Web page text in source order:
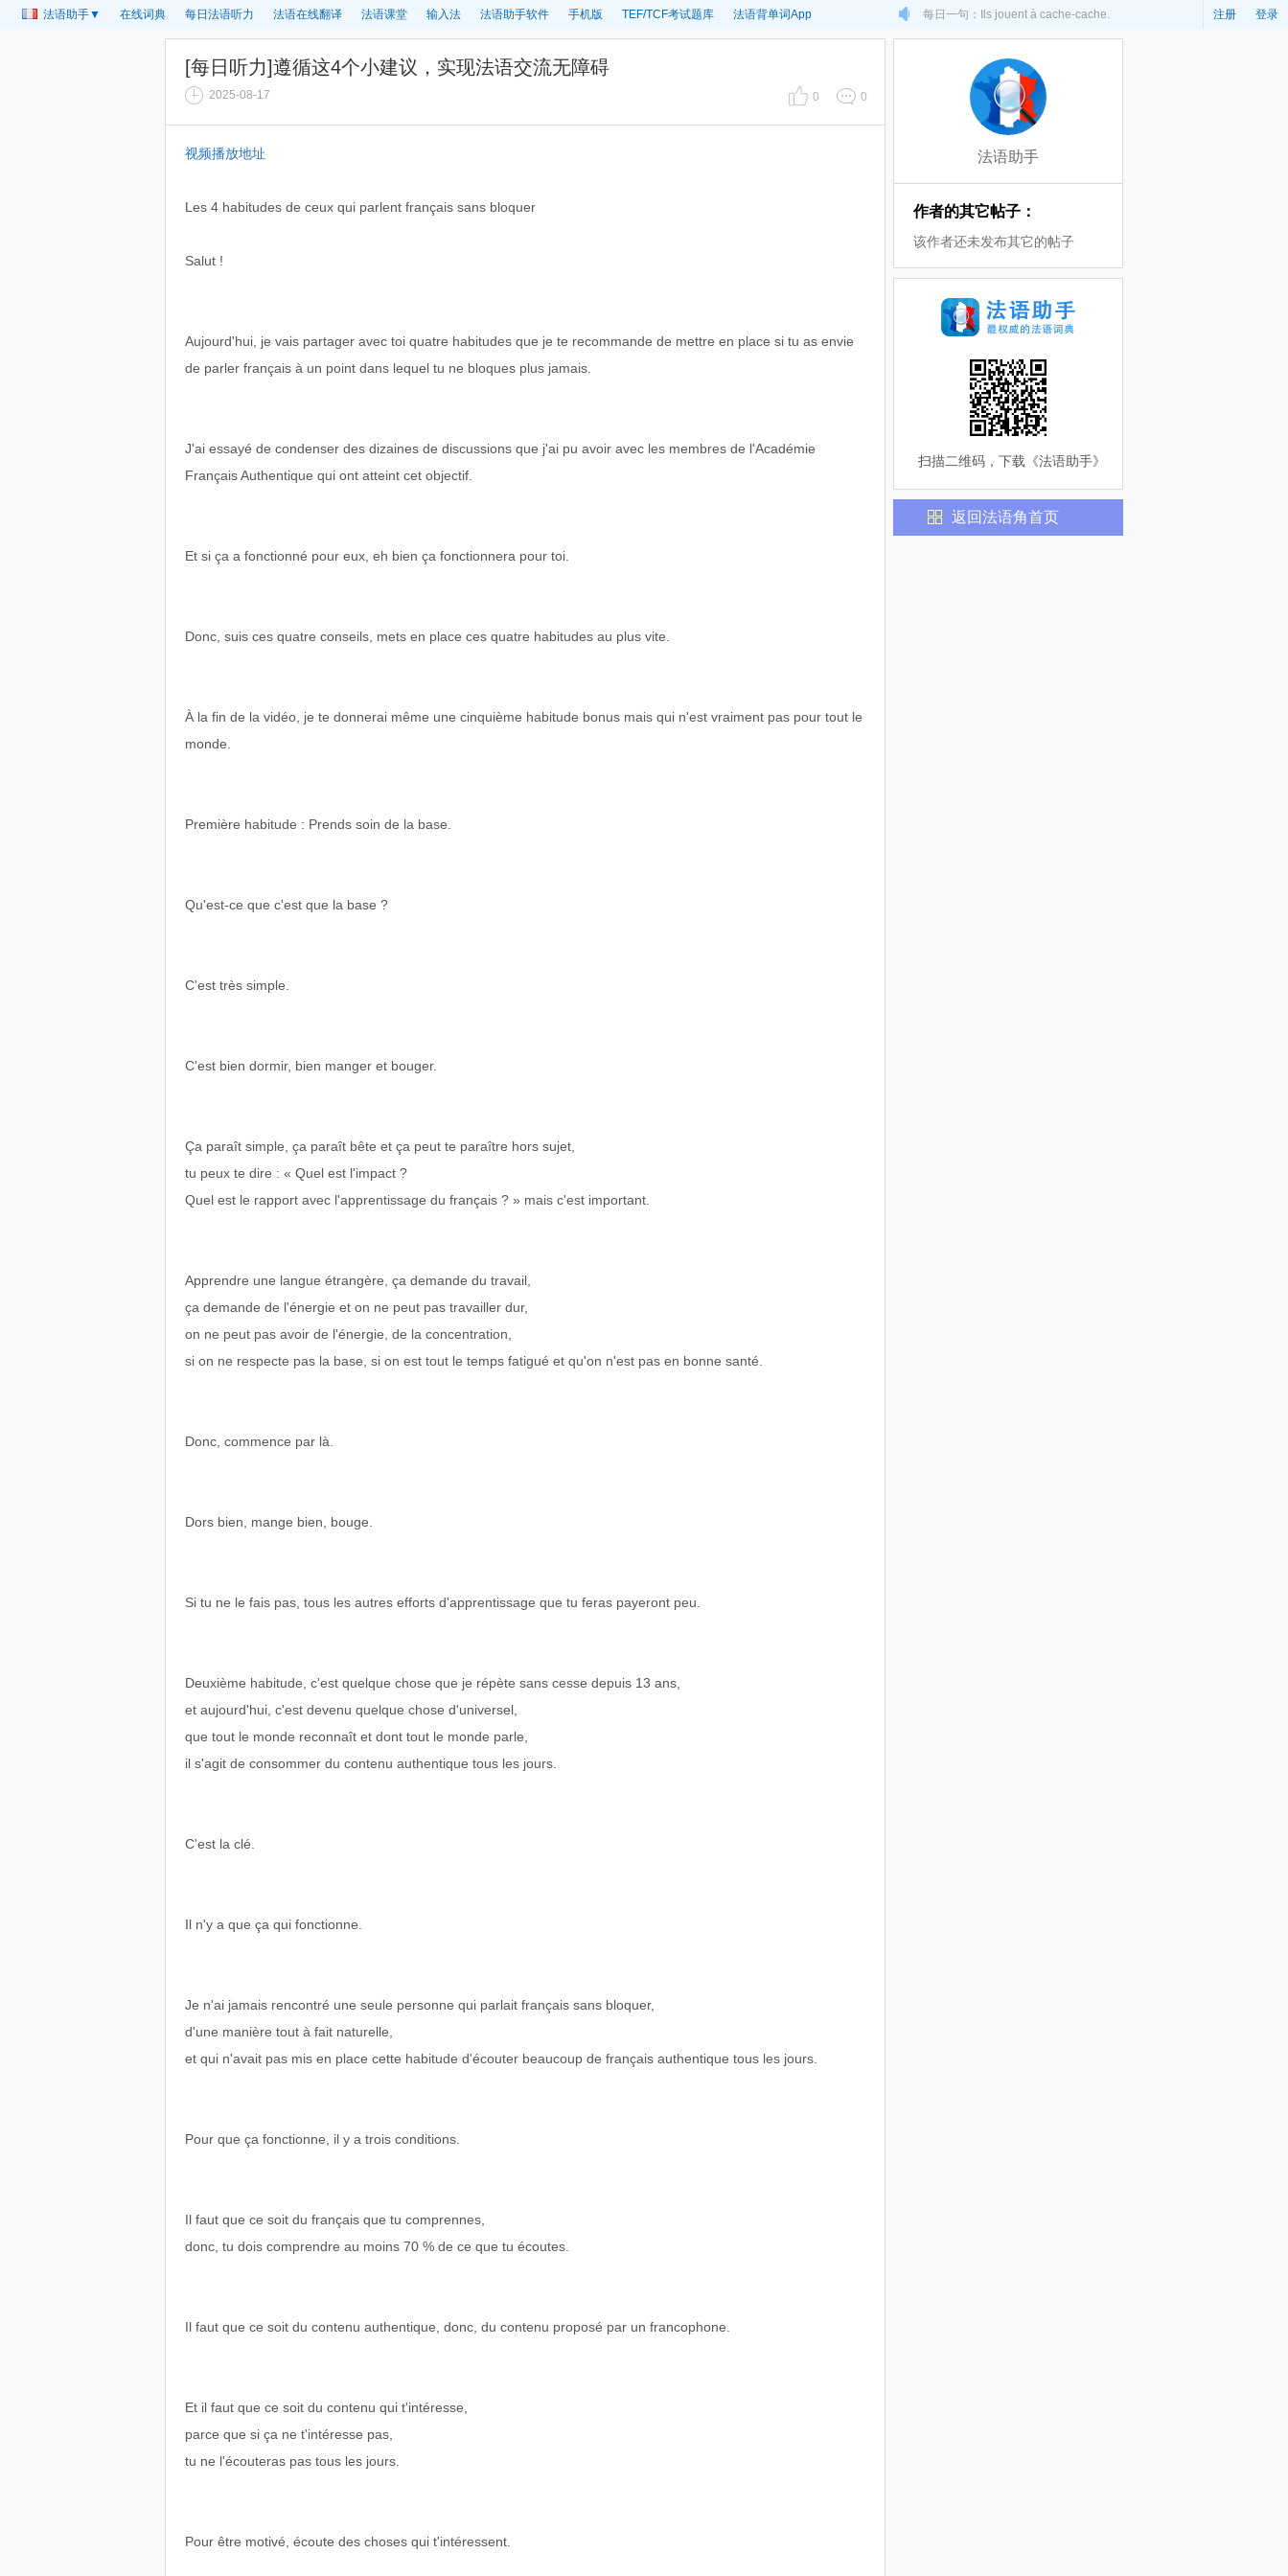
注册 登录
法语助手▼ 在线词典 每日法语听力 法语在线翻译 法语课堂 输入法 法语助手软件 手机版 TEF/TCF考试题库 法语背单词App 每日一句：Ils jouent à cache-cache.
[每日听力]遵循这4个小建议，实现法语交流无障碍
2025-08-17 0 0
视频播放地址
Les 4 habitudes de ceux qui parlent français sans bloquer
Salut !
Aujourd'hui, je vais partager avec toi quatre habitudes que je te recommande de mettre en place si tu as envie
de parler français à un point dans lequel tu ne bloques plus jamais.
J'ai essayé de condenser des dizaines de discussions que j'ai pu avoir avec les membres de l'Académie
Français Authentique qui ont atteint cet objectif.
Et si ça a fonctionné pour eux, eh bien ça fonctionnera pour toi.
Donc, suis ces quatre conseils, mets en place ces quatre habitudes au plus vite.
À la fin de la vidéo, je te donnerai même une cinquième habitude bonus mais qui n'est vraiment pas pour tout le
monde.
Première habitude : Prends soin de la base.
Qu'est-ce que c'est que la base ?
C'est très simple.
C'est bien dormir, bien manger et bouger.
Ça paraît simple, ça paraît bête et ça peut te paraître hors sujet,
tu peux te dire : « Quel est l'impact ?
Quel est le rapport avec l'apprentissage du français ? » mais c'est important.
Apprendre une langue étrangère, ça demande du travail,
ça demande de l'énergie et on ne peut pas travailler dur,
on ne peut pas avoir de l'énergie, de la concentration,
si on ne respecte pas la base, si on est tout le temps fatigué et qu'on n'est pas en bonne santé.
Donc, commence par là.
Dors bien, mange bien, bouge.
Si tu ne le fais pas, tous les autres efforts d'apprentissage que tu feras payeront peu.
Deuxième habitude, c'est quelque chose que je répète sans cesse depuis 13 ans,
et aujourd'hui, c'est devenu quelque chose d'universel,
que tout le monde reconnaît et dont tout le monde parle,
il s'agit de consommer du contenu authentique tous les jours.
C'est la clé.
Il n'y a que ça qui fonctionne.
Je n'ai jamais rencontré une seule personne qui parlait français sans bloquer,
d'une manière tout à fait naturelle,
et qui n'avait pas mis en place cette habitude d'écouter beaucoup de français authentique tous les jours.
Pour que ça fonctionne, il y a trois conditions.
Il faut que ce soit du français que tu comprennes,
donc, tu dois comprendre au moins 70 % de ce que tu écoutes.
Il faut que ce soit du contenu authentique, donc, du contenu proposé par un francophone.
Et il faut que ce soit du contenu qui t'intéresse,
parce que si ça ne t'intéresse pas,
tu ne l'écouteras pas tous les jours.
Pour être motivé, écoute des choses qui t'intéressent.
法语助手
作者的其它帖子：
该作者还未发布其它的帖子
扫描二维码，下载《法语助手》
返回法语角首页